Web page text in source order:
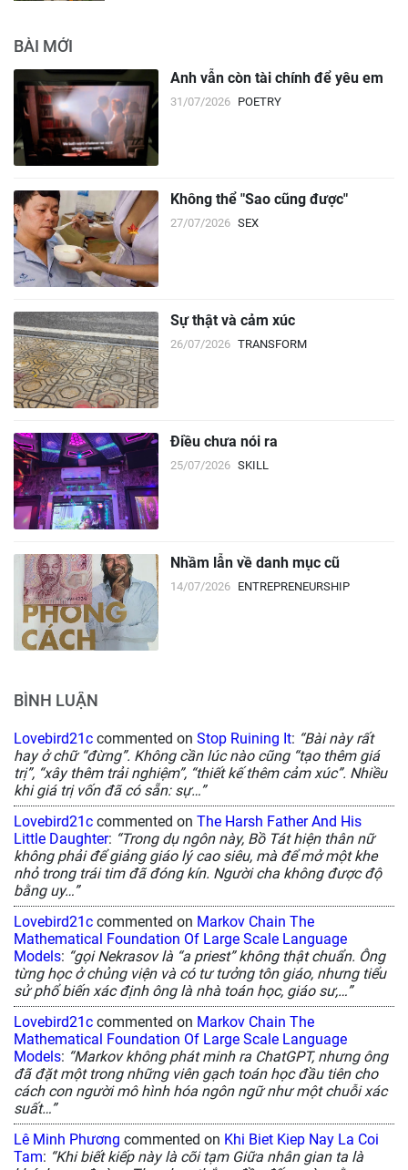
BÀI MỚI
Anh vẫn còn tài chính để yêu em
31/07/2026 POETRY
Không thể "Sao cũng được"
27/07/2026 SEX
Sự thật và cảm xúc
26/07/2026 TRANSFORM
Điều chưa nói ra
25/07/2026 SKILL
Nhầm lẫn về danh mục cũ
14/07/2026 ENTREPRENEURSHIP
BÌNH LUẬN
Lovebird21c commented on Stop Ruining It: “Bài này rất
hay ở chữ “đừng”. Không cần lúc nào cũng “tạo thêm giá
trị”, “xây thêm trải nghiệm”, “thiết kế thêm cảm xúc”. Nhiều
khi giá trị vốn đã có sẵn: sự…”
Lovebird21c commented on The Harsh Father And His
Little Daughter: “Trong dụ ngôn này, Bồ Tát hiện thân nữ
không phải để giảng giáo lý cao siêu, mà để mở một khe
nhỏ trong trái tim đã đóng kín. Người cha không được độ
bằng uy…”
Lovebird21c commented on Markov Chain The
Mathematical Foundation Of Large Scale Language
Models: “gọi Nekrasov là “a priest” không thật chuẩn. Ông
từng học ở chủng viện và có tư tưởng tôn giáo, nhưng tiểu
sử phổ biến xác định ông là nhà toán học, giáo sư,…”
Lovebird21c commented on Markov Chain The
Mathematical Foundation Of Large Scale Language
Models: “Markov không phát minh ra ChatGPT, nhưng ông
đã đặt một trong những viên gạch toán học đầu tiên cho
cách con người mô hình hóa ngôn ngữ như một chuỗi xác
suất…”
Lê Minh Phương commented on Khi Biet Kiep Nay La Coi
Tam: “Khi biết kiếp này là cõi tạm Giữa nhân gian ta là